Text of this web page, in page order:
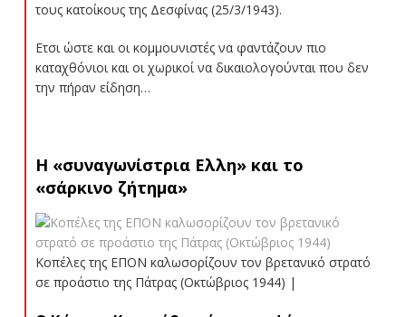
τους κατοίκους της Δεσφίνας (25/3/1943).
Ετσι ώστε και οι κομμουνιστές να φαντάζουν πιο
καταχθόνιοι και οι χωρικοί να δικαιολογούνται που δεν
την πήραν είδηση…
Η «συναγωνίστρια Ελλη» και το
«σάρκινο ζήτημα»
Κοπέλες της ΕΠΟΝ καλωσορίζουν τον βρετανικό στρατό
σε προάστιο της Πάτρας (Οκτώβριος 1944) |